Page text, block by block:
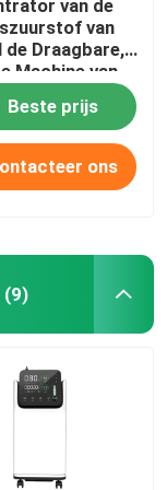
van de
van
de Draagbare,
Machine van
Beste prijs
ons
(9)